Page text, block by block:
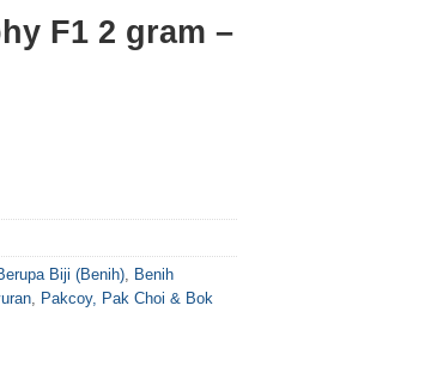
F1 2 gram –
Biji (Benih), Benih
, Pakcoy, Pak Choi & Bok